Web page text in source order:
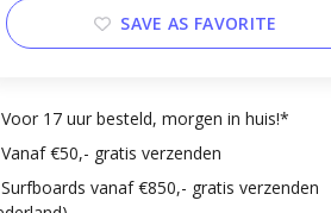
SAVE AS FAVORITE
Voor 17 uur besteld, morgen in huis!*
Vanaf €50,- gratis verzenden
Surfboards vanaf €850,- gratis verzenden